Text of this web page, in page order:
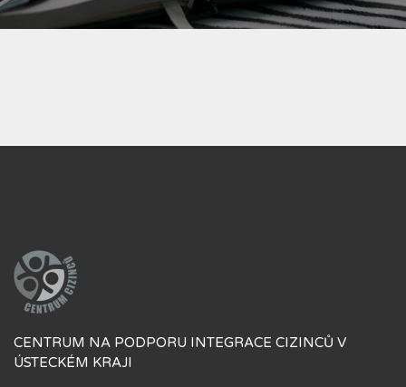
CENTRUM NA PODPORU INTEGRACE CIZINCŮ V
ÚSTECKÉM KRAJI